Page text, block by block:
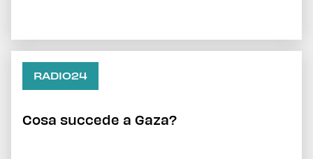
RADIO24
Cosa succede a Gaza?